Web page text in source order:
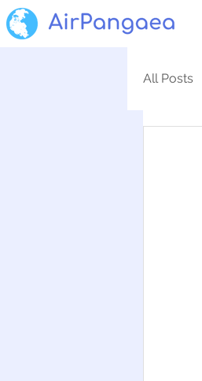
All Posts